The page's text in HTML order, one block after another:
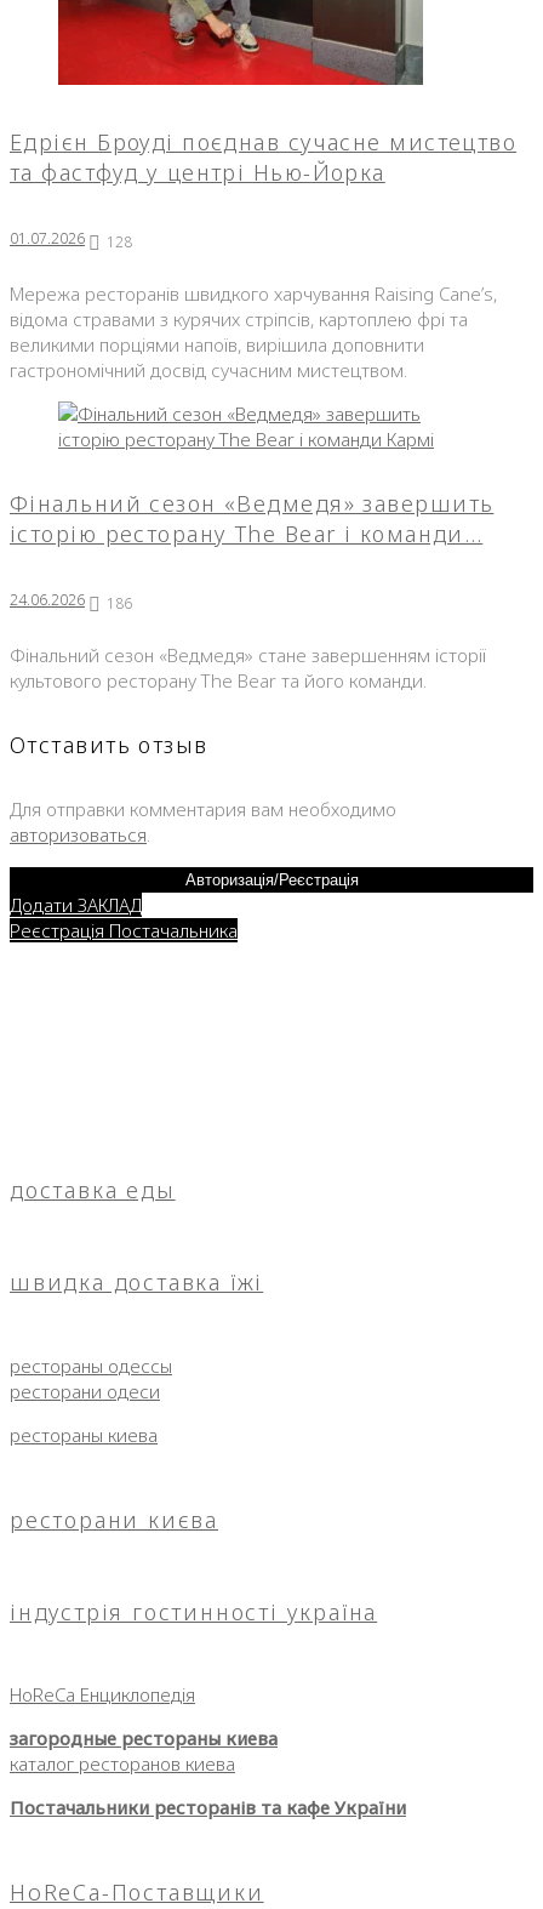
Едрієн Броуді поєднав сучасне мистецтво
та фастфуд у центрі Нью-Йорка
01.07.2026 128
Мережа ресторанів швидкого харчування Raising Cane’s,
відома стравами з курячих стріпсів, картоплею фрі та
великими порціями напоїв, вирішила доповнити
гастрономічний досвід сучасним мистецтвом.
Фінальний сезон «Ведмедя» завершить
історію ресторану The Bear і команди…
24.06.2026 186
Фінальний сезон «Ведмедя» стане завершенням історії
культового ресторану The Bear та його команди.
Отставить отзыв
Для отправки комментария вам необходимо
авторизоваться
Авторизація/Реєстрація
Додати ЗАКЛАД
Реєстрація Постачальника
доставка еды
швидка доставка їжі
рестораны одессы
ресторани одеси
рестораны киева
ресторани києва
індустрія гостинності україна
HoReCa Енциклопедія
загородные рестораны киева
каталог ресторанов киева
Постачальники ресторанів та кафе України
HoReCa-Поставщики